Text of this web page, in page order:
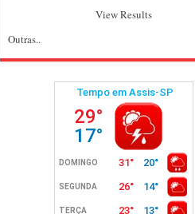
View Results
Outras..